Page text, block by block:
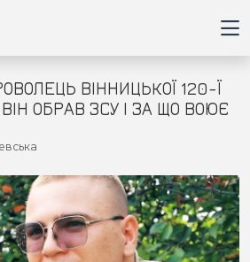
ВІННИЦЬКОЇ 120-Ї
ОБРАВ ЗСУ І ЗА ЩО ВОЮЄ